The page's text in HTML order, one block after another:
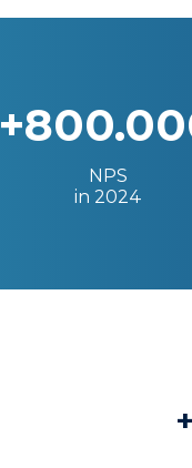
NPS
in 2024